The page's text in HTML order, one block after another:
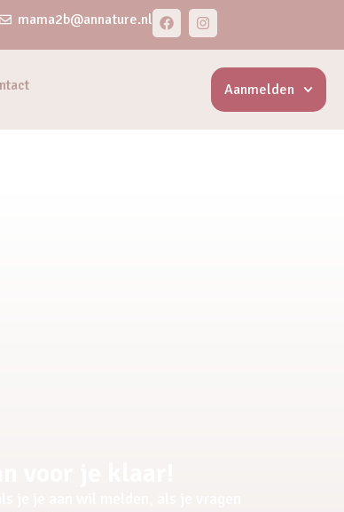
mama2b@annature.nl
Aanmelden
je je aan wil melden, als je vragen